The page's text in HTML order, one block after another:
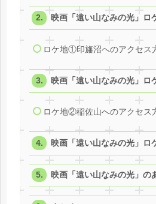
映画「遠い山なみの光」
ロケ地①印旛沼へのアクセス
映画「遠い山なみの光」
ロケ地②稲佐山へのアクセス
映画「遠い山なみの光」
映画「遠い山なみの光」の